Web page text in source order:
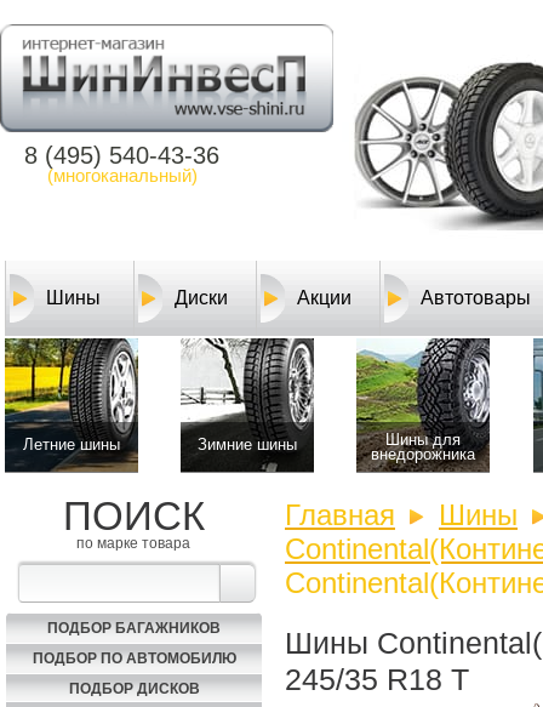
8 (495) 540-43-36
(многоканальный)
Шины Диски Акции Автотовары
Летние шины Зимние шины
Шины для
внедорожника
ПОИСК
по марке товара
ПОДБОР БАГАЖНИКОВ
ПОДБОР ПО АВТОМОБИЛЮ
ПОДБОР ДИСКОВ
Главная
Шины
Шины
245/35 R18 T